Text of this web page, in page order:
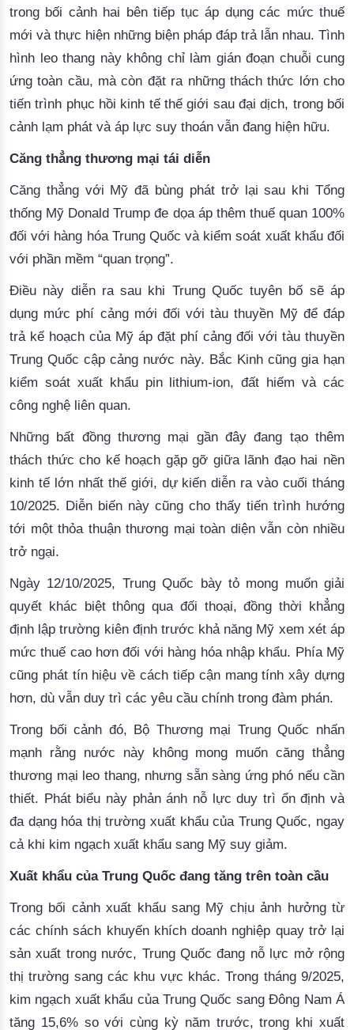
trong bối cảnh hai bên tiếp tục áp dụng các mức thuế
mới và thực hiện những biện pháp đáp trả lẫn nhau. Tình
hình leo thang này không chỉ làm gián đoạn chuỗi cung
ứng toàn cầu, mà còn đặt ra những thách thức lớn cho
tiến trình phục hồi kinh tế thế giới sau đại dịch, trong bối
cảnh lạm phát và áp lực suy thoán vẫn đang hiện hữu.
Căng thẳng thương mại tái diễn
Căng thẳng với Mỹ đã bùng phát trở lại sau khi Tổng
thống Mỹ Donald Trump đe dọa áp thêm thuế quan 100%
đối với hàng hóa Trung Quốc và kiểm soát xuất khẩu đối
với phần mềm “quan trọng”.
Điều này diễn ra sau khi Trung Quốc tuyên bố sẽ áp
dụng mức phí cảng mới đối với tàu thuyền Mỹ để đáp
trả kế hoạch của Mỹ áp đặt phí cảng đối với tàu thuyền
Trung Quốc cập cảng nước này. Bắc Kinh cũng gia hạn
kiểm soát xuất khẩu pin lithium-ion, đất hiếm và các
công nghệ liên quan.
Những bất đồng thương mại gần đây đang tạo thêm
thách thức cho kế hoạch gặp gỡ giữa lãnh đạo hai nền
kinh tế lớn nhất thế giới, dự kiến diễn ra vào cuối tháng
10/2025. Diễn biến này cũng cho thấy tiến trình hướng
tới một thỏa thuận thương mại toàn diện vẫn còn nhiều
trở ngại.
Ngày 12/10/2025, Trung Quốc bày tỏ mong muốn giải
quyết khác biệt thông qua đối thoại, đồng thời khẳng
định lập trường kiên định trước khả năng Mỹ xem xét áp
mức thuế cao hơn đối với hàng hóa nhập khẩu. Phía Mỹ
cũng phát tín hiệu về cách tiếp cận mang tính xây dựng
hơn, dù vẫn duy trì các yêu cầu chính trong đàm phán.
Trong bối cảnh đó, Bộ Thương mại Trung Quốc nhấn
mạnh rằng nước này không mong muốn căng thẳng
thương mại leo thang, nhưng sẵn sàng ứng phó nếu cần
thiết. Phát biểu này phản ánh nỗ lực duy trì ổn định và
đa dạng hóa thị trường xuất khẩu của Trung Quốc, ngay
cả khi kim ngạch xuất khẩu sang Mỹ suy giảm.
Xuất khẩu của Trung Quốc đang tăng trên toàn cầu
Trong bối cảnh xuất khẩu sang Mỹ chịu ảnh hưởng từ
các chính sách khuyến khích doanh nghiệp quay trở lại
sản xuất trong nước, Trung Quốc đang nỗ lực mở rộng
thị trường sang các khu vực khác. Trong tháng 9/2025,
kim ngạch xuất khẩu của Trung Quốc sang Đông Nam Á
tăng 15,6% so với cùng kỳ năm trước, trong khi xuất